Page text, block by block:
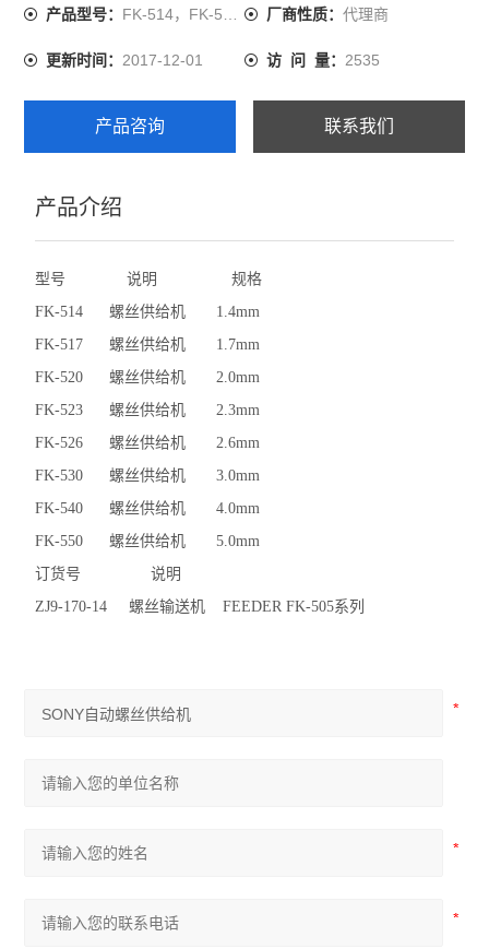
产品型号： FK-514，FK-517/20/23/ 厂商性质： 代理商
更新时间：2017-12-01 访 问 量： 2535
产品咨询 联系我们
产品介绍
型号 说明 规格
FK-514 螺丝供给机 1.4mm
FK-517 螺丝供给机 1.7mm
FK-520 螺丝供给机 2.0mm
FK-523 螺丝供给机 2.3mm
FK-526 螺丝供给机 2.6mm
FK-530 螺丝供给机 3.0mm
FK-540 螺丝供给机 4.0mm
FK-550 螺丝供给机 5.0mm
订货号 说明
ZJ9-170-14 螺丝输送机 FEEDER FK-505系列